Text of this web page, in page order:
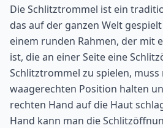
Die Schlitztrommel ist ein
das auf der ganzen Welt
einem runden Rahmen, der mit
ist, die an einer Seite eine
Schlitztrommel zu spielen, muss
waagerechten Position halten
rechten Hand auf die Haut
Hand kann man die